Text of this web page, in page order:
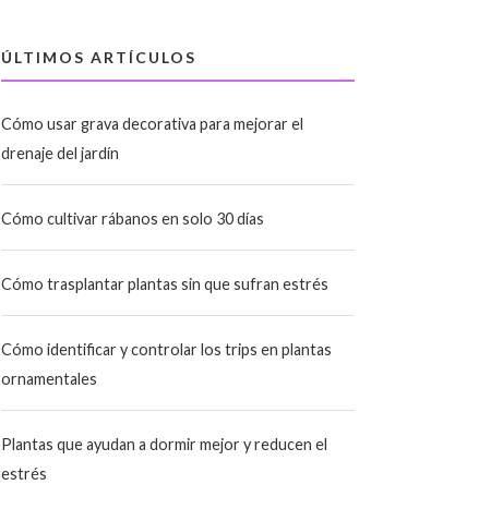
ÚLTIMOS ARTÍCULOS
Cómo usar grava decorativa para mejorar el
drenaje del jardín
Cómo cultivar rábanos en solo 30 días
Cómo trasplantar plantas sin que sufran estrés
Cómo identificar y controlar los trips en plantas
ornamentales
Plantas que ayudan a dormir mejor y reducen el
estrés